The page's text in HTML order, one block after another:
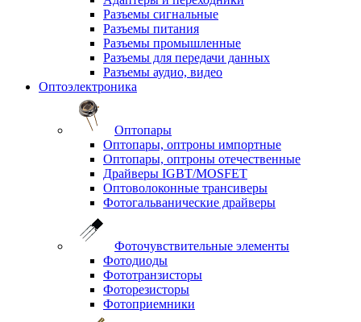
Разъемы сигнальные
Разъемы питания
Разъемы промышленные
Разъемы для передачи данных
Разъемы аудио, видео
Оптоэлектроника
Оптопары
Оптопары, оптроны импортные
Оптопары, оптроны отечественные
Драйверы IGBT/MOSFET
Оптоволоконные трансиверы
Фотогальванические драйверы
Фоточувствительные элементы
Фотодиоды
Фототранзисторы
Фоторезисторы
Фотоприемники